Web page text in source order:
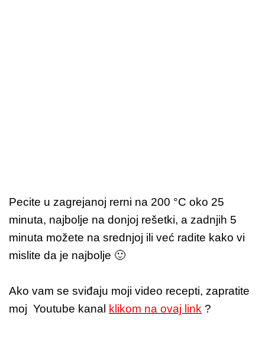
Pecite u zagrejanoj rerni na 200 °C oko 25
minuta, najbolje na donjoj rešetki, a zadnjih 5
minuta možete na srednjoj ili već radite kako vi
mislite da je najbolje 🙂
Ako vam se sviđaju moji video recepti, zapratite
moj Youtube kanal
klikom na ovaj link ?